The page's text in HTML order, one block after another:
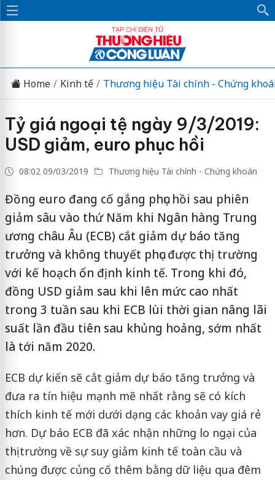
Home Kinh tế Thương hiệu Tài chính - Chứng
Tỷ giá ngoại tệ ngày 9/3/2019:
USD giảm, euro phục hồi
08:02 09/03/2019 Thương hiệu Tài chính - Chứng khoán
Đồng euro đang cố gắng phục hồi sau phiên
giảm sâu vào thứ Năm khi Ngân hàng Trung
ương châu Âu (ECB) cắt giảm dự báo tăng
trưởng và không thuyết phục được thị trường
với kế hoạch ổn định kinh tế. Trong khi đó,
đồng USD giảm sau khi lên mức cao nhất
trong 3 tuần sau khi ECB lùi thời gian nâng lãi
suất lần đầu tiên sau khủng hoảng, sớm nhất
là tới năm 2020.
ECB dự kiến sẽ cắt giảm dự báo tăng trưởng và
đưa ra tín hiệu mạnh mẽ nhất rằng sẽ có kích
thích kinh tế mới dưới dạng các khoản vay giá rẻ
hơn. Dự báo ECB đã xác nhận những lo ngại của
thị trường về sự suy giảm kinh tế toàn cầu và
chúng được củng cố thêm bằng dữ liệu qua đêm